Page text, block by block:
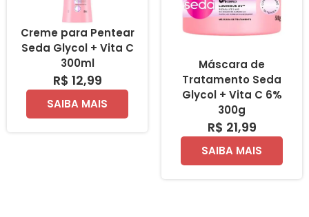
Creme para Pentear
Seda Glycol + Vita C
300ml
R$ 12,99
SAIBA MAIS
Máscara de
Tratamento Seda
Glycol + Vita C 6%
300g
R$ 21,99
SAIBA MAIS